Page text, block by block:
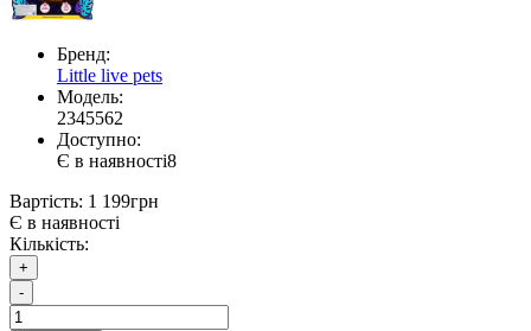
Бренд:
Little live pets
Модель:
2345562
Доступно:
Є в наявності8
Вартість: 1 199грн
Є в наявності
Кількість:
+
-